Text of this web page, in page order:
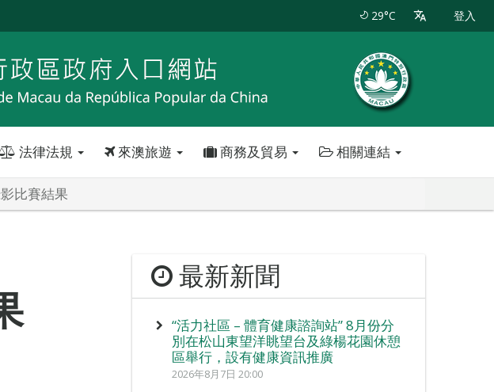
29°C 登入
法律法規 來澳旅遊 商務及貿易 相關連結
比賽結果
最新新聞
“活力社區 – 體育健康諮詢站” 8月份分
別在松山東望洋眺望台及綠楊花園休憩
區舉行，設有健康資訊推廣
2026年8月7日 20:00